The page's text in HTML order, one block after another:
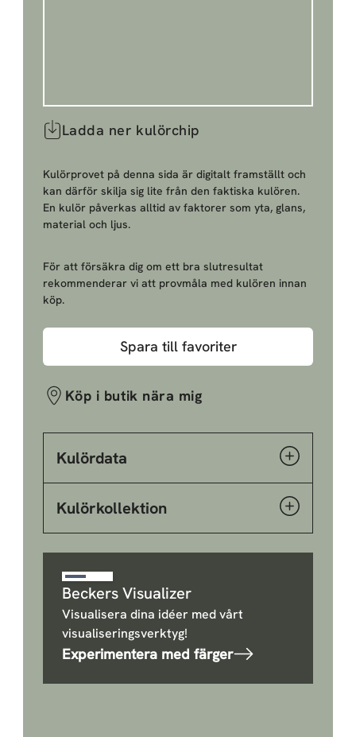
Ladda ner kulörchip
Kulörprovet på denna sida är digitalt framställt och
kan därför skilja sig lite från den faktiska kulören.
En kulör påverkas alltid av faktorer som yta, glans,
material och ljus.
För att försäkra dig om ett bra slutresultat
rekommenderar vi att provmåla med kulören innan
köp.
Spara till favoriter
Köp i butik nära mig
Kulördata
Kulörkollektion
Beckers Visualizer
Visualisera dina idéer med vårt
visualiseringsverktyg!
Experimentera med färger